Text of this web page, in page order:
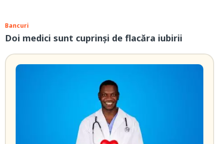
Bancuri
Doi medici sunt cuprinși de flacăra iubirii